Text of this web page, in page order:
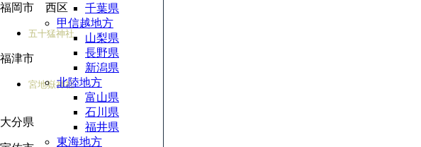
福岡市 西区
五十猛神社
福津市
宮地嶽神社
大分県
千葉県
甲信越地方
山梨県
長野県
新潟県
北陸地方
富山県
石川県
福井県
東海地方